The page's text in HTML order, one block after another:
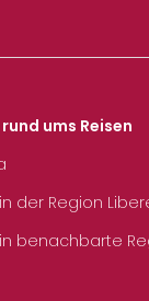
ums Reisen
in der Region
in benachbarte